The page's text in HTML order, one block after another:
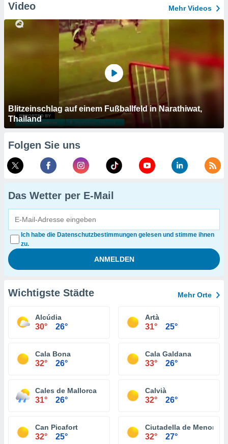
Video Mehr Videos
Blitzeinschlag auf einem Fußballfeld in Narathiwat,
Thailand
Folgen Sie uns
Das Wetter per E-Mail
Ich habe die Datenschutzbestimmungen gelesen und stimme ihnen
zu.
Wichtigste Städte Mehr Orte
Alcúdia
30° 26°
Artà
31° 25°
Cala Bona
32° 26°
Cala Galdana
33° 26°
Cales de Mallorca
31° 26°
Calvià
32° 26°
Can Picafort
32° 25°
Ciutadella de Menorca
32° 27°